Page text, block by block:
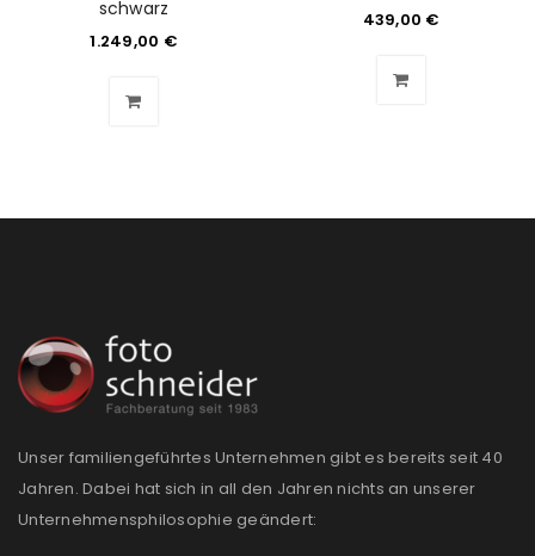
Angemeldet bleiben
PASSWORT VERGESSEN?
Ein Link zum Erstellen eines neuen Passworts wird an
deine E-Mail-Adresse gesendet.
Please select all the ways you would like to hear from
us
schwarz
1.249,00 €
439,00 €
Unser familiengeführtes Unternehmen gibt es bereits seit 40
Jahren. Dabei hat sich in all den Jahren nichts an unserer
Unternehmensphilosophie geändert: